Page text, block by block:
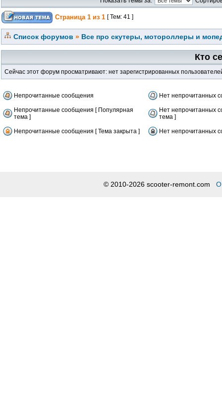
Страница 1 из 1 [ Тем: 41 ]
Список форумов » Все про скутеры, мотороллеры и
Кто
Сейчас этот форум просматривают: нет зарегистрированных
Непрочитанные сообщения Нет непрочитанных
Непрочитанные сообщения [ Популярная
тема ]
Нет непрочитанных
тема ]
Непрочитанные сообщения [ Тема закрыта ] Нет непрочитанных
© 2010-2026 scooter-remont.com О